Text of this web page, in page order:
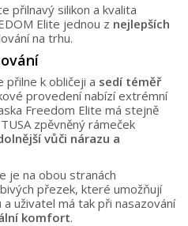
přilnavý silikon a kvalita
Elite jednou z nejlepších
na trhu.
přilne k obličeji a sedí téměř
provedení nabízí extrémní
Freedom Elite má stejně
zpěvněný rámeček
vůči nárazu a
je na obou stranách
přezek, které umožňují
uživatel má tak při nasazování
komfort.